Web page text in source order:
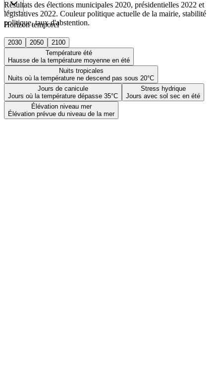
Horizon temporel
2030 2050
2100
Température été
Hausse de la température moyenne en été
Nuits tropicales
Nuits où la température ne descend pas sous 20°C
Jours de canicule
Jours où la température dépasse 35°C
Stress hydrique
Jours avec sol sec en été
Élévation niveau mer
Élévation prévue du niveau de la mer
Résultats des élections municipales 2020, présidentielles 2022 et
législatives 2022. Couleur politique actuelle de la mairie, stabilité
politique, taux d'abstention.